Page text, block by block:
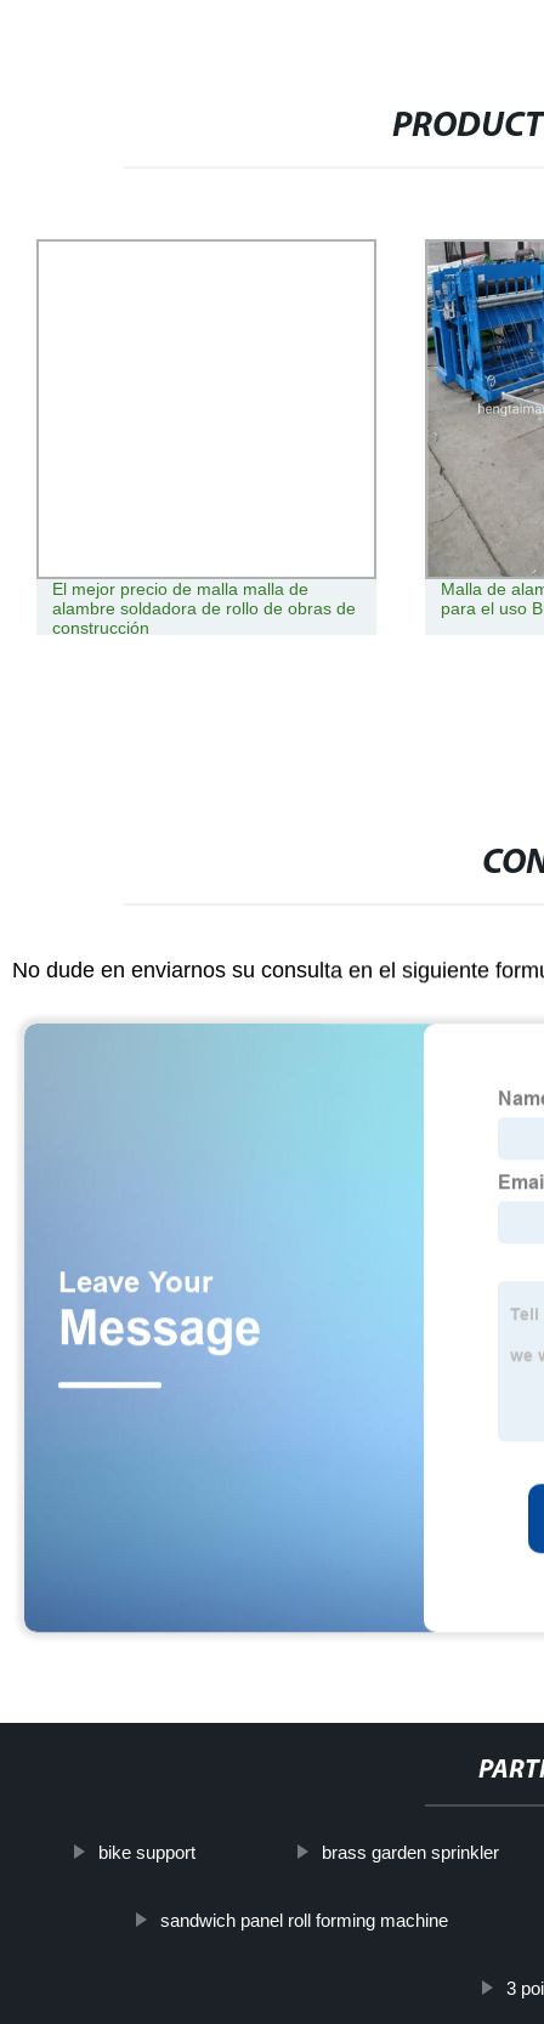
El mejor precio de malla malla de
alambre soldadora de rollo de obras de
construcción
Malla de
para el uso
No dude en enviarnos su consulta en el siguiente
bike support brass garden sprinkler
sandwich panel roll forming machine
3